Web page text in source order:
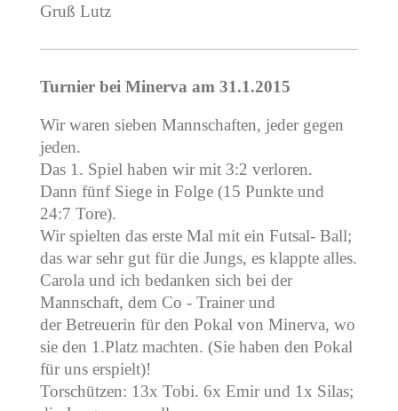
Gruß Lutz
Turnier bei Minerva am 31.1.2015
Wir waren sieben Mannschaften, jeder gegen
jeden.
Das 1. Spiel haben wir mit 3:2 verloren.
Dann fünf Siege in Folge (15 Punkte und
24:7 Tore).
Wir spielten das erste Mal mit ein Futsal- Ball;
das war sehr gut für die Jungs, es klappte alles.
Carola und ich bedanken sich bei der
Mannschaft, dem Co - Trainer und
der Betreuerin für den Pokal von Minerva, wo
sie den 1.Platz machten. (Sie haben den Pokal
für uns erspielt)!
Torschützen: 13x Tobi. 6x Emir und 1x Silas;